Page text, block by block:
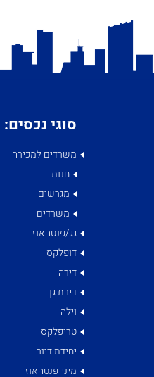
סוגי נכסים:
משרדים למכירה
חנות
מגרשים
משרדים
גג/פנטהאוז
דופלקס
דירה
דירת גן
וילה
טריפלקס
יחידת דיור
מיני-פנטהאוז